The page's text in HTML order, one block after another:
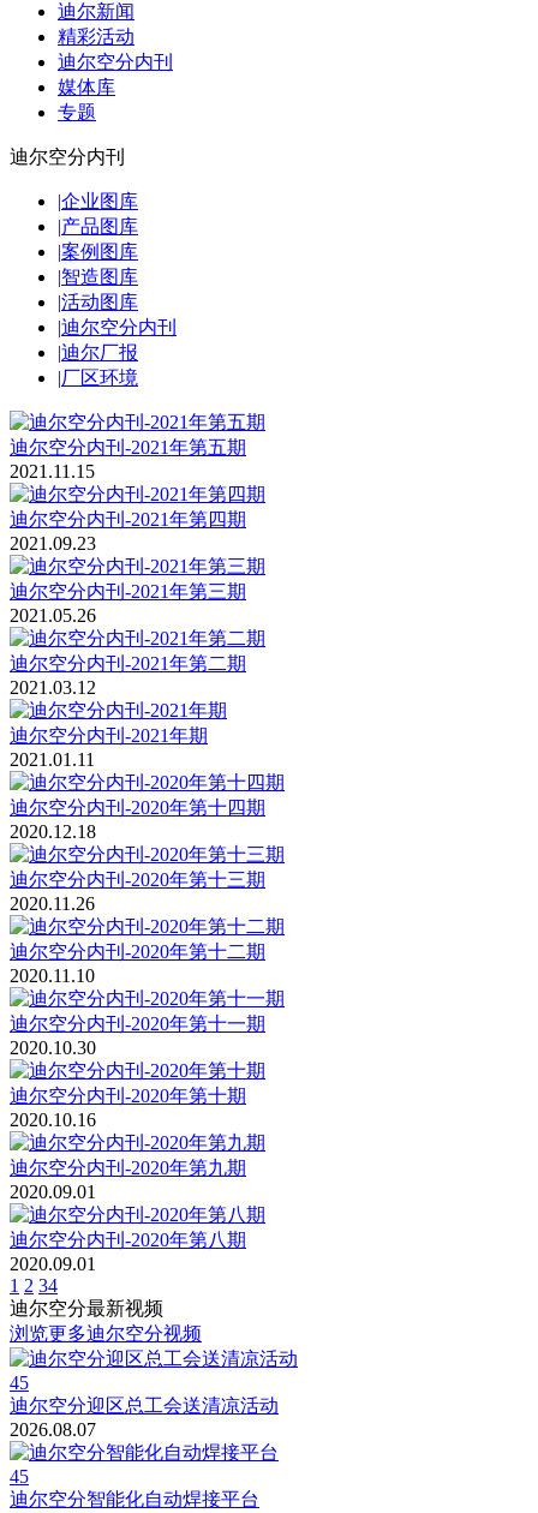
迪尔新闻
精彩活动
迪尔空分内刊
媒体库
专题
迪尔空分内刊
|企业图库
|产品图库
|案例图库
|智造图库
|活动图库
|迪尔空分内刊
|迪尔厂报
|厂区环境
迪尔空分内刊-2021年第五期
2021.11.15
迪尔空分内刊-2021年第四期
2021.09.23
迪尔空分内刊-2021年第三期
2021.05.26
迪尔空分内刊-2021年第二期
2021.03.12
迪尔空分内刊-2021年期
2021.01.11
迪尔空分内刊-2020年第十四期
2020.12.18
迪尔空分内刊-2020年第十三期
2020.11.26
迪尔空分内刊-2020年第十二期
2020.11.10
迪尔空分内刊-2020年第十一期
2020.10.30
迪尔空分内刊-2020年第十期
2020.10.16
迪尔空分内刊-2020年第九期
2020.09.01
迪尔空分内刊-2020年第八期
2020.09.01
1 2 34
迪尔空分最新视频
浏览更多迪尔空分视频
45
迪尔空分迎区总工会送清凉活动
2026.08.07
45
迪尔空分智能化自动焊接平台